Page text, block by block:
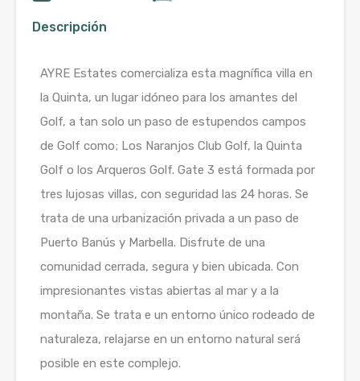
Descripción
AYRE Estates comercializa esta magnífica villa en
la Quinta, un lugar idóneo para los amantes del
Golf, a tan solo un paso de estupendos campos
de Golf como; Los Naranjos Club Golf, la Quinta
Golf o los Arqueros Golf. Gate 3 está formada por
tres lujosas villas, con seguridad las 24 horas. Se
trata de una urbanización privada a un paso de
Puerto Banús y Marbella. Disfrute de una
comunidad cerrada, segura y bien ubicada. Con
impresionantes vistas abiertas al mar y a la
montaña. Se trata e un entorno único rodeado de
naturaleza, relajarse en un entorno natural será
posible en este complejo.